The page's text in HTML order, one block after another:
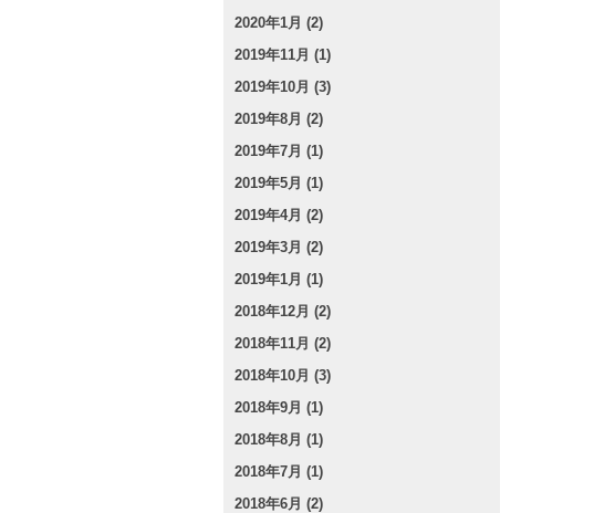
2020年1月 (2)
2019年11月 (1)
2019年10月 (3)
2019年8月 (2)
2019年7月 (1)
2019年5月 (1)
2019年4月 (2)
2019年3月 (2)
2019年1月 (1)
2018年12月 (2)
2018年11月 (2)
2018年10月 (3)
2018年9月 (1)
2018年8月 (1)
2018年7月 (1)
2018年6月 (2)